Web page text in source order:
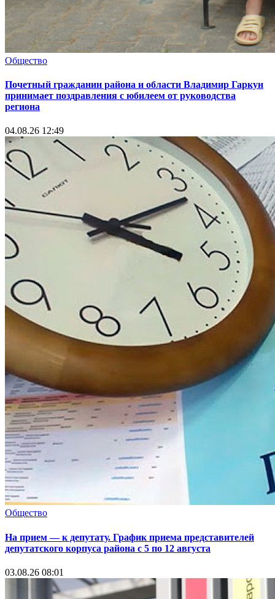
Общество
Почетный гражданин района и области Владимир Гаркун
принимает поздравления с юбилеем от руководства
региона
04.08.26 12:49
Общество
На прием — к депутату. График приема представителей
депутатского корпуса района с 5 по 12 августа
03.08.26 08:01